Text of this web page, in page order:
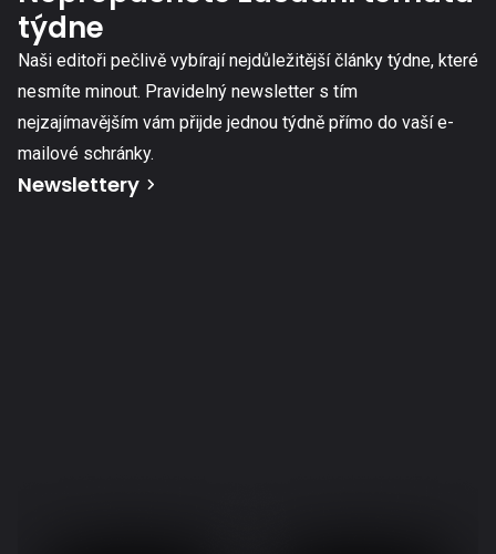
týdne
Naši editoři pečlivě vybírají nejdůležitější články týdne, které
nesmíte minout. Pravidelný newsletter s tím
nejzajímavějším vám přijde jednou týdně přímo do vaší e-
mailové schránky.
Newslettery